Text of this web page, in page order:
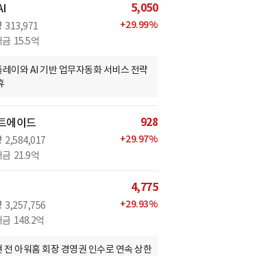
313,971
금 15.5억
5,050
+29.99%
레이와 AI 기반 업무자동화 서비스 전략
에이드
2,584,017
금 21.9억
928
+29.97%
3,257,756
금 148.2억
4,775
+29.93%
전 아워홈 회장 경영권 인수로 연속 상한